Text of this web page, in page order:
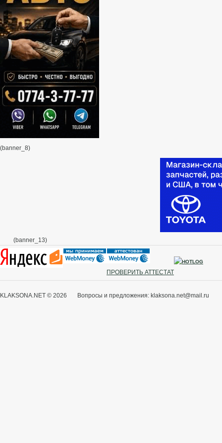
(banner_8)
(banner_13)
ПРОВЕРИТЬ АТТЕСТАТ
KLAKSONA.NET © 2026 Вопросы и предложения: klaksona.net@mail.ru